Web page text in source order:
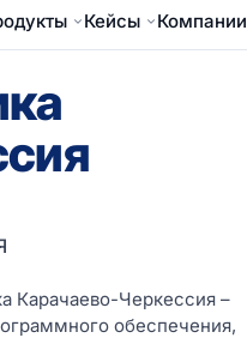
Кейсы Компании
Карачаево-Черкессия –
обеспечения,